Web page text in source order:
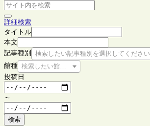
詳細検索
タイトル
本文
記事種別
検索したい記事種別を選択してください
館種 検索したい館種を選択してください
投稿日
～
検索